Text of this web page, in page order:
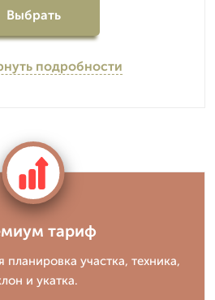
Выбрать
подробности
тариф
участка, техника,
и укатка.